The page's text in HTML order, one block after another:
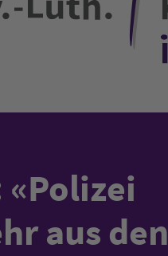
«Polizei
aus den